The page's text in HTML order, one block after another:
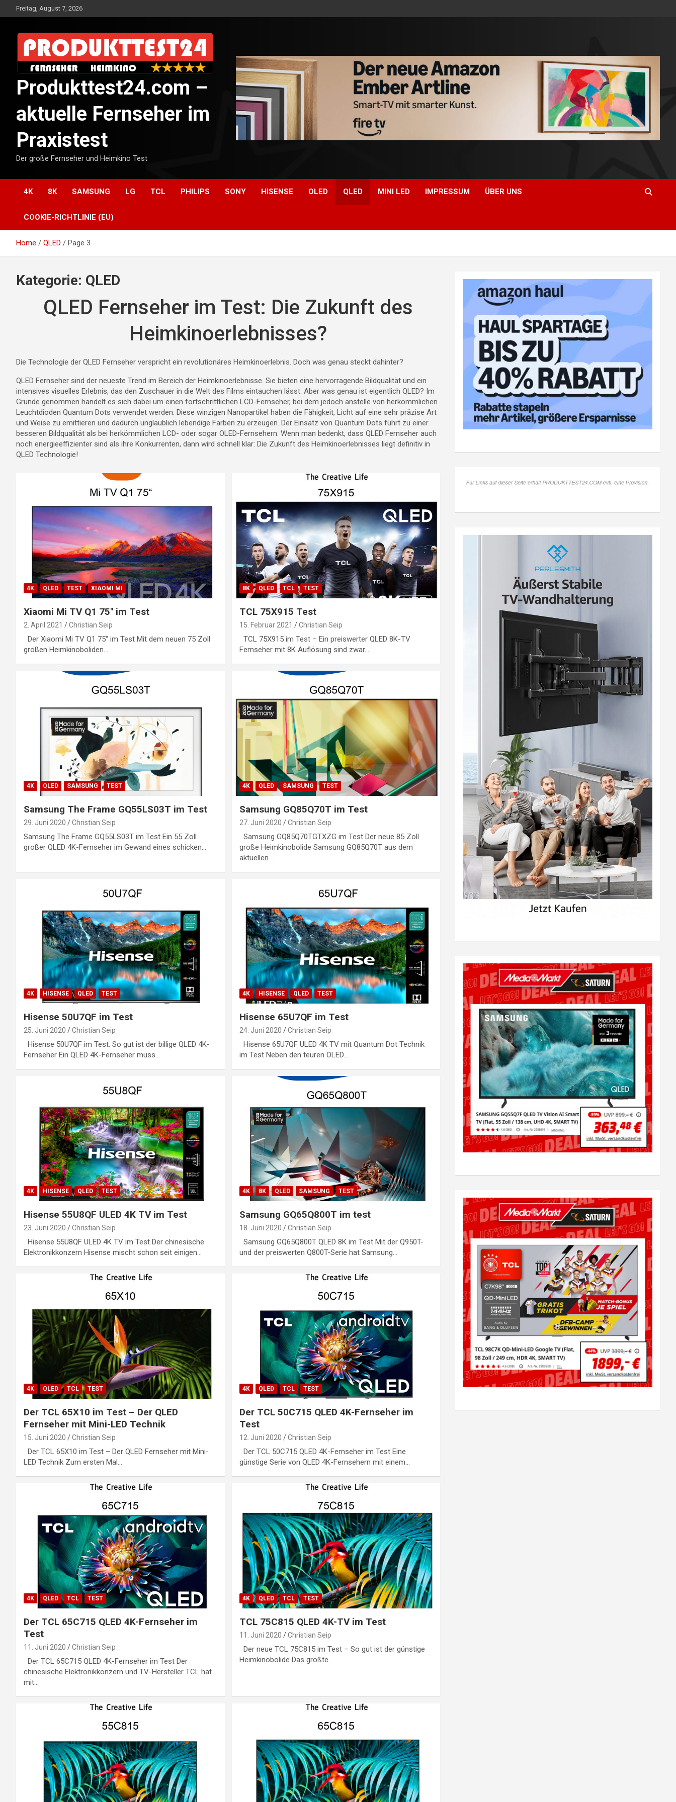
to
Freitag, August 7, 2026
Produkttest24.com –
aktuelle Fernseher im
Praxistest
Der große Fernseher und Heimkino Test
4K 8K SAMSUNG LG TCL PHILIPS SONY HISENSE OLED QLED MINI LED IMPRESSUM ÜBER UNS
COOKIE-RICHTLINIE (EU)
Home QLED Page 3
Kategorie: QLED
QLED Fernseher im Test: Die Zukunft des
Heimkinoerlebnisses?
Die Technologie der QLED Fernseher verspricht ein revolutionäres Heimkinoerlebnis. Doch was genau steckt dahinter?
QLED Fernseher sind der neueste Trend im Bereich der Heimkinoerlebnisse. Sie bieten eine hervorragende Bildqualität und ein
intensives visuelles Erlebnis, das den Zuschauer in die Welt des Films eintauchen lässt. Aber was genau ist eigentlich QLED? Im
Grunde genommen handelt es sich dabei um einen fortschrittlichen LCD-Fernseher, bei dem jedoch anstelle von herkömmlichen
Leuchtdioden Quantum Dots verwendet werden. Diese winzigen Nanopartikel haben die Fähigkeit, Licht auf eine sehr präzise Art
und Weise zu emittieren und dadurch unglaublich lebendige Farben zu erzeugen. Der Einsatz von Quantum Dots führt zu einer
besseren Bildqualität als bei herkömmlichen LCD- oder sogar OLED-Fernsehern. Wenn man bedenkt, dass QLED Fernseher auch
noch energieeffizienter sind als ihre Konkurrenten, dann wird schnell klar: Die Zukunft des Heimkinoerlebnisses liegt definitiv in
QLED Technologie!
4K QLED TEST XIAOMI MI
Xiaomi Mi TV Q1 75″ im Test
2. April 2021 Christian Seip
Der Xiaomi Mi TV Q1 75“ im Test Mit dem neuen 75 Zoll
großen Heimkinoboliden…
8K QLED TCL TEST
TCL 75X915 Test
15. Februar 2021 Christian Seip
TCL 75X915 im Test – Ein preiswerter QLED 8K-TV
Fernseher mit 8K Auflösung sind zwar…
4K QLED SAMSUNG TEST
Samsung The Frame GQ55LS03T im Test
29. Juni 2020 Christian Seip
Samsung The Frame GQ55LS03T im Test Ein 55 Zoll
großer QLED 4K-Fernseher im Gewand eines schicken…
4K QLED SAMSUNG TEST
Samsung GQ85Q70T im Test
27. Juni 2020 Christian Seip
Samsung GQ85Q70TGTXZG im Test Der neue 85 Zoll
große Heimkinobolide Samsung GQ85Q70T aus dem
aktuellen…
4K HISENSE QLED TEST
Hisense 50U7QF im Test
25. Juni 2020 Christian Seip
Hisense 50U7QF im Test. So gut ist der billige QLED 4K-
Fernseher Ein QLED 4K-Fernseher muss…
4K HISENSE QLED TEST
Hisense 65U7QF im Test
24. Juni 2020 Christian Seip
Hisense 65U7QF ULED 4K TV mit Quantum Dot Technik
im Test Neben den teuren OLED…
4K HISENSE QLED TEST
Hisense 55U8QF ULED 4K TV im Test
23. Juni 2020 Christian Seip
Hisense 55U8QF ULED 4K TV im Test Der chinesische
Elektronikkonzern Hisense mischt schon seit einigen…
4K 8K QLED SAMSUNG TEST
Samsung GQ65Q800T im test
18. Juni 2020 Christian Seip
Samsung GQ65Q800T QLED 8K im Test Mit der Q950T-
und der preiswerten Q800T-Serie hat Samsung…
4K QLED TCL TEST
Der TCL 65X10 im Test – Der QLED
Fernseher mit Mini-LED Technik
15. Juni 2020 Christian Seip
Der TCL 65X10 im Test – Der QLED Fernseher mit Mini-
LED Technik Zum ersten Mal…
4K QLED TCL TEST
Der TCL 50C715 QLED 4K-Fernseher im
Test
12. Juni 2020 Christian Seip
Der TCL 50C715 QLED 4K-Fernseher im Test Eine
günstige Serie von QLED 4K-Fernsehern mit einem…
4K QLED TCL TEST
Der TCL 65C715 QLED 4K-Fernseher im
Test
11. Juni 2020 Christian Seip
Der TCL 65C715 QLED 4K-Fernseher im Test Der
chinesische Elektronikkonzern und TV-Hersteller TCL hat
mit…
4K QLED TCL TEST
TCL 75C815 QLED 4K-TV im Test
11. Juni 2020 Christian Seip
Der neue TCL 75C815 im Test – So gut ist der günstige
Heimkinobolide Das größte…